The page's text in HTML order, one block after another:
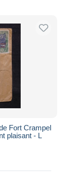
Fort Crampel
plaisant - L